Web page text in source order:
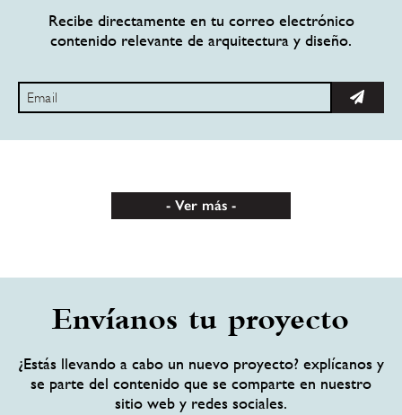
Recibe directamente en tu correo electrónico
contenido relevante de arquitectura y diseño.
Ver más
Envíanos tu proyecto
¿Estás llevando a cabo un nuevo proyecto? explícanos y
se parte del contenido que se comparte en nuestro
sitio web y redes sociales.